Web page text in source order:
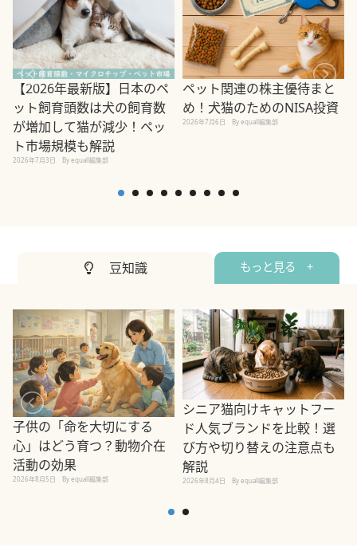
【2026年最新版】日本のペ
ット飼育頭数は犬の飼育数
が増加して猫が減少！ペッ
ト市場規模も解説
2026年7月3日 By equall編集部
ペット関連の株主優待まと
め！犬猫のためのNISA投資
2026年7月6日 By equall編集部
豆知識 もっと見る +
子供の「命を大切にする
心」はどう育つ？動物介在
活動の効果
2026年8月5日 By equall編集部
シニア猫向けキャットフー
ド人気ブランドを比較！選
び方や切り替えの注意点も
解説
2026年8月4日 By equall編集部